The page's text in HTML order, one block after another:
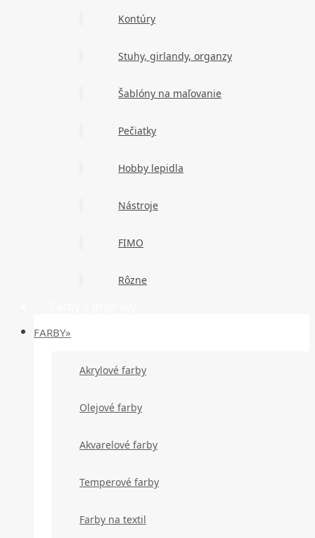
Kontúry
Stuhy, girlandy, organzy
Šablóny na maľovanie
Pečiatky
Hobby lepidla
Nástroje
FIMO
Rôzne
FARBY»
Akrylové farby
Olejové farby
Akvarelové farby
Temperové farby
Farby na textil